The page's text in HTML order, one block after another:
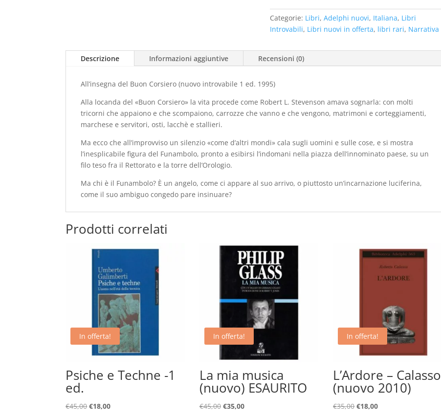
Buon
Corsiero
1
1995)
Categorie: Libri, Adelphi nuovi, Italiana, Libri
Introvabili, Libri nuovi in offerta, libri rari, Narrativa
Descrizione Informazioni aggiuntive Recensioni (0)
All’insegna del Buon Corsiero (nuovo introvabile 1 ed. 1995)
Alla locanda del «Buon Corsiero» la vita procede come Robert L. Stevenson amava sognarla: con molti
tricorni che appaiono e che scompaiono, carrozze che vanno e che vengono, matrimoni e corteggiamenti,
marchese e servitori, osti, lacchè e stallieri.
Ma ecco che all’improvviso un silenzio «come d’altri mondi» cala sugli uomini e sulle cose, e si mostra
l’inesplicabile figura del Funambolo, pronto a esibirsi l’indomani nella piazza dell’innominato paese, su un
filo teso fra il Rettorato e la torre dell’Orologio.
Ma chi è il Funambolo? È un angelo, come ci appare al suo arrivo, o piuttosto un’incarnazione luciferina,
come il suo ambiguo congedo pare insinuare?
Prodotti correlati
In offerta!
Psiche e Techne -1
ed.
€45,00Il
€18,00Il
In offerta!
La mia musica
(nuovo) ESAURITO
€45,00 Il
€35,00Il
In offerta!
L’Ardore – Calasso
(nuovo 2010)
€35,00Il
€18,00Il